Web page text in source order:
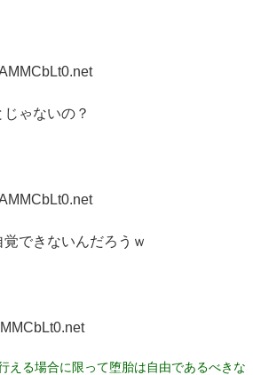
ゃないの？
できないんだろうｗ
える場合に限って堕胎は自由であるべきな